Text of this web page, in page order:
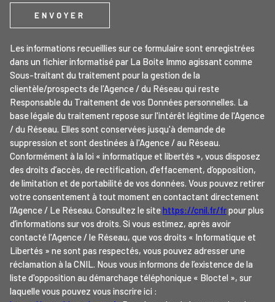
ENVOYER
Les informations recueillies sur ce formulaire sont enregistrées
dans un fichier informatisé par La Boite Immo agissant comme
Sous-traitant du traitement pour la gestion de la
clientèle/prospects de l'Agence / du Réseau qui reste
Responsable du Traitement de vos Données personnelles. La
base légale du traitement repose sur l'intérêt légitime de l'Agence
/ du Réseau. Elles sont conservées jusqu'à demande de
suppression et sont destinées à l'Agence / au Réseau.
Conformément à la loi « informatique et libertés », vous disposez
des droits d’accès, de rectification, d’effacement, d’opposition,
de limitation et de portabilité de vos données. Vous pouvez retirer
votre consentement à tout moment en contactant directement
l’Agence / Le Réseau. Consultez le sitehttps://cnil.fr/frpour plus
d’informations sur vos droits. Si vous estimez, après avoir
contacté l'Agence / le Réseau, que vos droits « Informatique et
Libertés » ne sont pas respectés, vous pouvez adresser une
réclamation à la CNIL. Nous vous informons de l’existence de la
liste d'opposition au démarchage téléphonique « Bloctel », sur
laquelle vous pouvez vous inscrire ici :